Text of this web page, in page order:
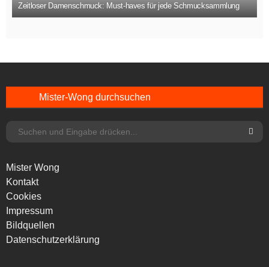
Zeitloser Damenschmuck: Must-haves für jede Schmucksammlung
Mister-Wong durchsuchen
Mister Wong
Kontakt
Cookies
Impressum
Bildquellen
Datenschutzerklärung